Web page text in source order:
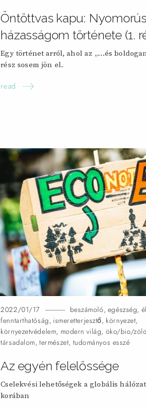
Öntöttvas kapu:
házasságom története (1.
Egy történet arról, ahol az „…és
rész sosem jön el.
read
2022/01/17 beszámoló, egészség,
fenntarthatóság, ismeretterjesztő, környezet,
környezetvédelem, modern világ, öko/bio/zöld
társadalom,természet, tudományos esszé
Az egyén felelőssége
Cselekvési lehetőségek a globális
korában